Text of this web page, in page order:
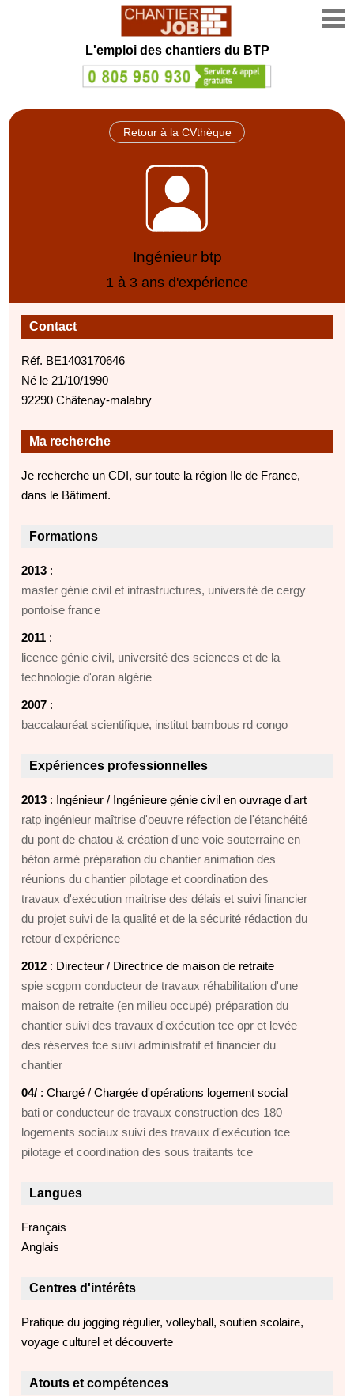
L'emploi des chantiers du BTP
Retour à la CVthèque
Ingénieur btp
1 à 3 ans d'expérience
Contact
Réf. BE1403170646
Né le 21/10/1990
92290 Châtenay-malabry
Ma recherche
Je recherche un CDI, sur toute la région Ile de France,
dans le Bâtiment.
Formations
2013 :
master génie civil et infrastructures, université de cergy
pontoise france
2011 :
licence génie civil, université des sciences et de la
technologie d'oran algérie
2007 :
baccalauréat scientifique, institut bambous rd congo
Expériences professionnelles
2013 : Ingénieur / Ingénieure génie civil en ouvrage d'art
ratp ingénieur maîtrise d'oeuvre réfection de l'étanchéité
du pont de chatou & création d'une voie souterraine en
béton armé préparation du chantier animation des
réunions du chantier pilotage et coordination des
travaux d'exécution maitrise des délais et suivi financier
du projet suivi de la qualité et de la sécurité rédaction du
retour d'expérience
2012 : Directeur / Directrice de maison de retraite
spie scgpm conducteur de travaux réhabilitation d'une
maison de retraite (en milieu occupé) préparation du
chantier suivi des travaux d'exécution tce opr et levée
des réserves tce suivi administratif et financier du
chantier
04/ : Chargé / Chargée d'opérations logement social
bati or conducteur de travaux construction des 180
logements sociaux suivi des travaux d'exécution tce
pilotage et coordination des sous traitants tce
Langues
Français
Anglais
Centres d'intérêts
Pratique du jogging régulier, volleyball, soutien scolaire,
voyage culturel et découverte
Atouts et compétences